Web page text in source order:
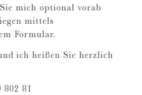
mich optional vorab
mittels
Formular.
ich heißen Sie herzlich
802 81